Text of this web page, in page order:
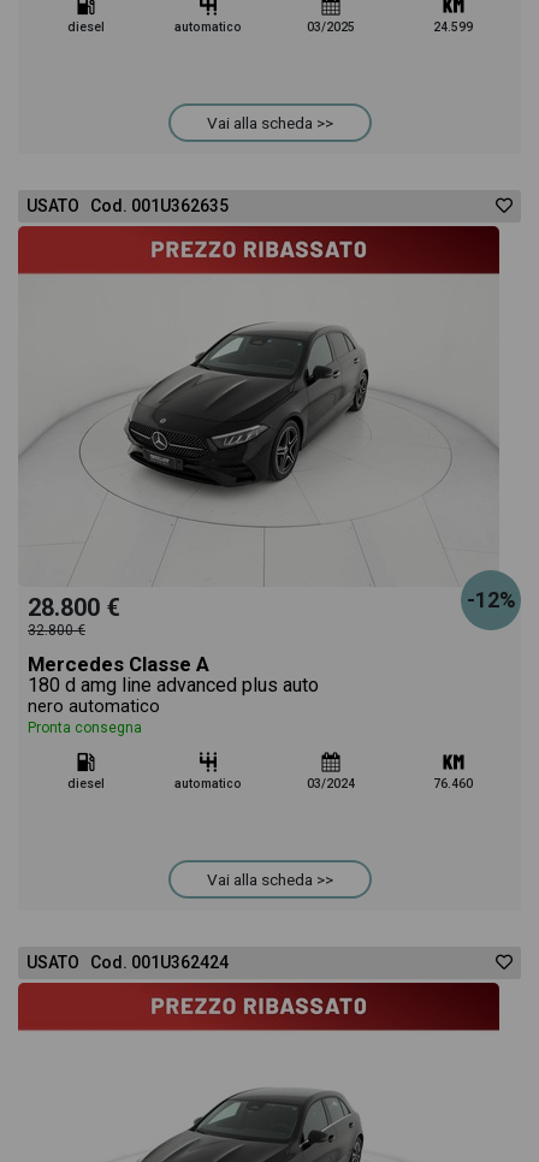
diesel automatico 03/2025 24.599
Vai alla scheda >>
USATO Cod. 001U362635
-12%
28.800 €
32.800 €
Mercedes Classe A
180 d amg line advanced plus auto
nero automatico
Pronta consegna
diesel automatico 03/2024 76.460
Vai alla scheda >>
USATO Cod. 001U362424